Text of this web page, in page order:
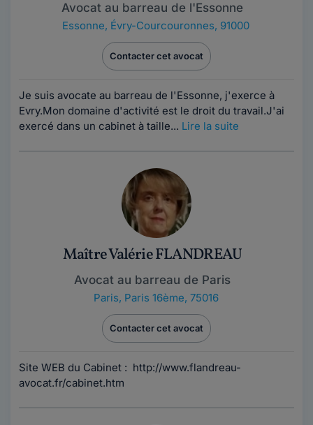
Avocat au barreau de l'Essonne
Essonne, Évry-Courcouronnes, 91000
Contacter cet avocat
Je suis avocate au barreau de l'Essonne, j'exerce à
Evry.Mon domaine d'activité est le droit du travail.J'ai
exercé dans un cabinet à taille... Lire la suite
Maître Valérie FLANDREAU
Avocat au barreau de Paris
Paris, Paris 16ème, 75016
Contacter cet avocat
Site WEB du Cabinet : http://www.flandreau-
avocat.fr/cabinet.htm